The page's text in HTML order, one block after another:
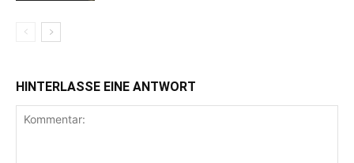
HINTERLASSE EINE ANTWORT